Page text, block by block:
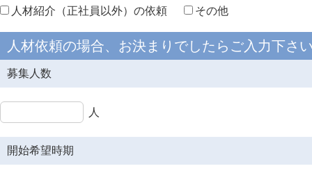
人材紹介（正社員以外）の依頼 その他
人材依頼の場合、お決まりでしたらご入力下さ
募集人数
人
開始希望時期